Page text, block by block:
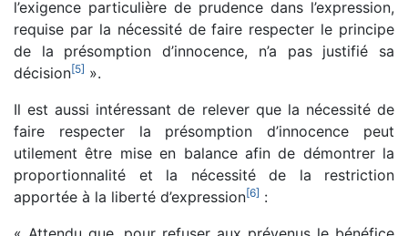
l’exigence particulière de prudence dans l’expression,
requise par la nécessité de faire respecter le principe
de la présomption d’innocence, n’a pas justifié sa
décision[5] ».
Il est aussi intéressant de relever que la nécessité de
faire respecter la présomption d’innocence peut
utilement être mise en balance afin de démontrer la
proportionnalité et la nécessité de la restriction
apportée à la liberté d’expression[6] :